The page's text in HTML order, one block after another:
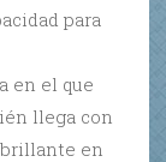
para
en el que
llega con
en